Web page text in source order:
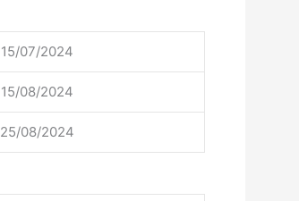
15/07/2024
15/08/2024
25/08/2024